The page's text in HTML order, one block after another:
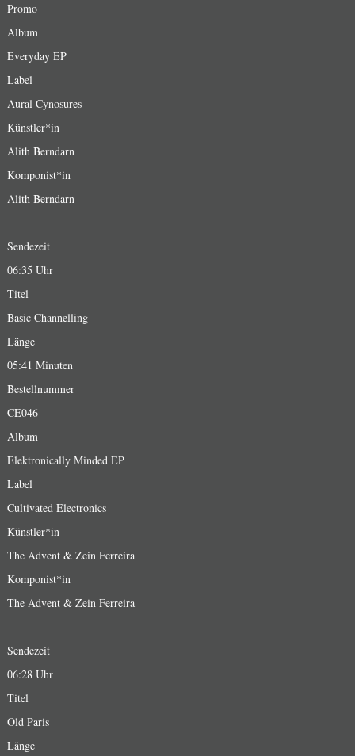
Promo
Album
Everyday EP
Label
Aural Cynosures
Künstler*in
Alith Berndarn
Komponist*in
Alith Berndarn
Sendezeit
06:35 Uhr
Titel
Basic Channelling
Länge
05:41 Minuten
Bestellnummer
CE046
Album
Elektronically Minded EP
Label
Cultivated Electronics
Künstler*in
The Advent & Zein Ferreira
Komponist*in
The Advent & Zein Ferreira
Sendezeit
06:28 Uhr
Titel
Old Paris
Länge